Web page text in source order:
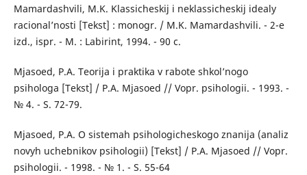
Mamardashvili, M.K. Klassicheskij i neklassicheskij idealy
racional’nosti [Tekst] : monogr. / M.K. Mamardashvili. - 2-e
izd., ispr. - M. : Labirint, 1994. - 90 c.
Mjasoed, P.A. Teorija i praktika v rabote shkol’nogo
psihologa [Tekst] / P.A. Mjasoed // Vopr. psihologii. - 1993. -
№ 4. - S. 72-79.
Mjasoed, P.A. O sistemah psihologicheskogo znanija (analiz
novyh uchebnikov psihologii) [Tekst] / P.A. Mjasoed // Vopr.
psihologii. - 1998. - № 1. - S. 55-64